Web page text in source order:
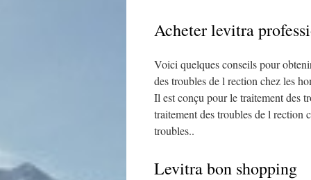
Acheter levitra
Voici quelques conseils pour
des troubles de l rection chez les
Il est conçu pour le traitement des
traitement des troubles de l rection
troubles..
Levitra bon shopping